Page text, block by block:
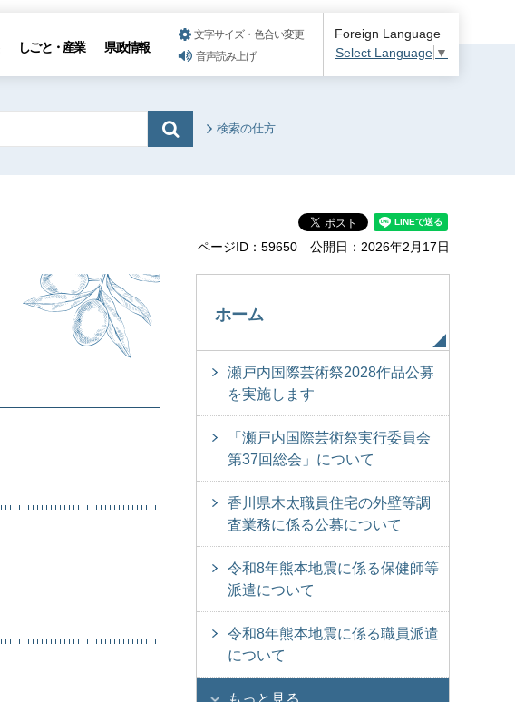
しごと・産業 県政情報
文字サイズ・色合い変更
音声読み上げ
Foreign Language
Select Language ▼
検索の仕方
ページID：59650 公開日：2026年2月17日
ホーム
瀬戸内国際芸術祭2028作品公募
を実施します
「瀬戸内国際芸術祭実行委員会
第37回総会」について
香川県木太職員住宅の外壁等調
査業務に係る公募について
令和8年熊本地震に係る保健師等
派遣について
令和8年熊本地震に係る職員派遣
について
もっと見る